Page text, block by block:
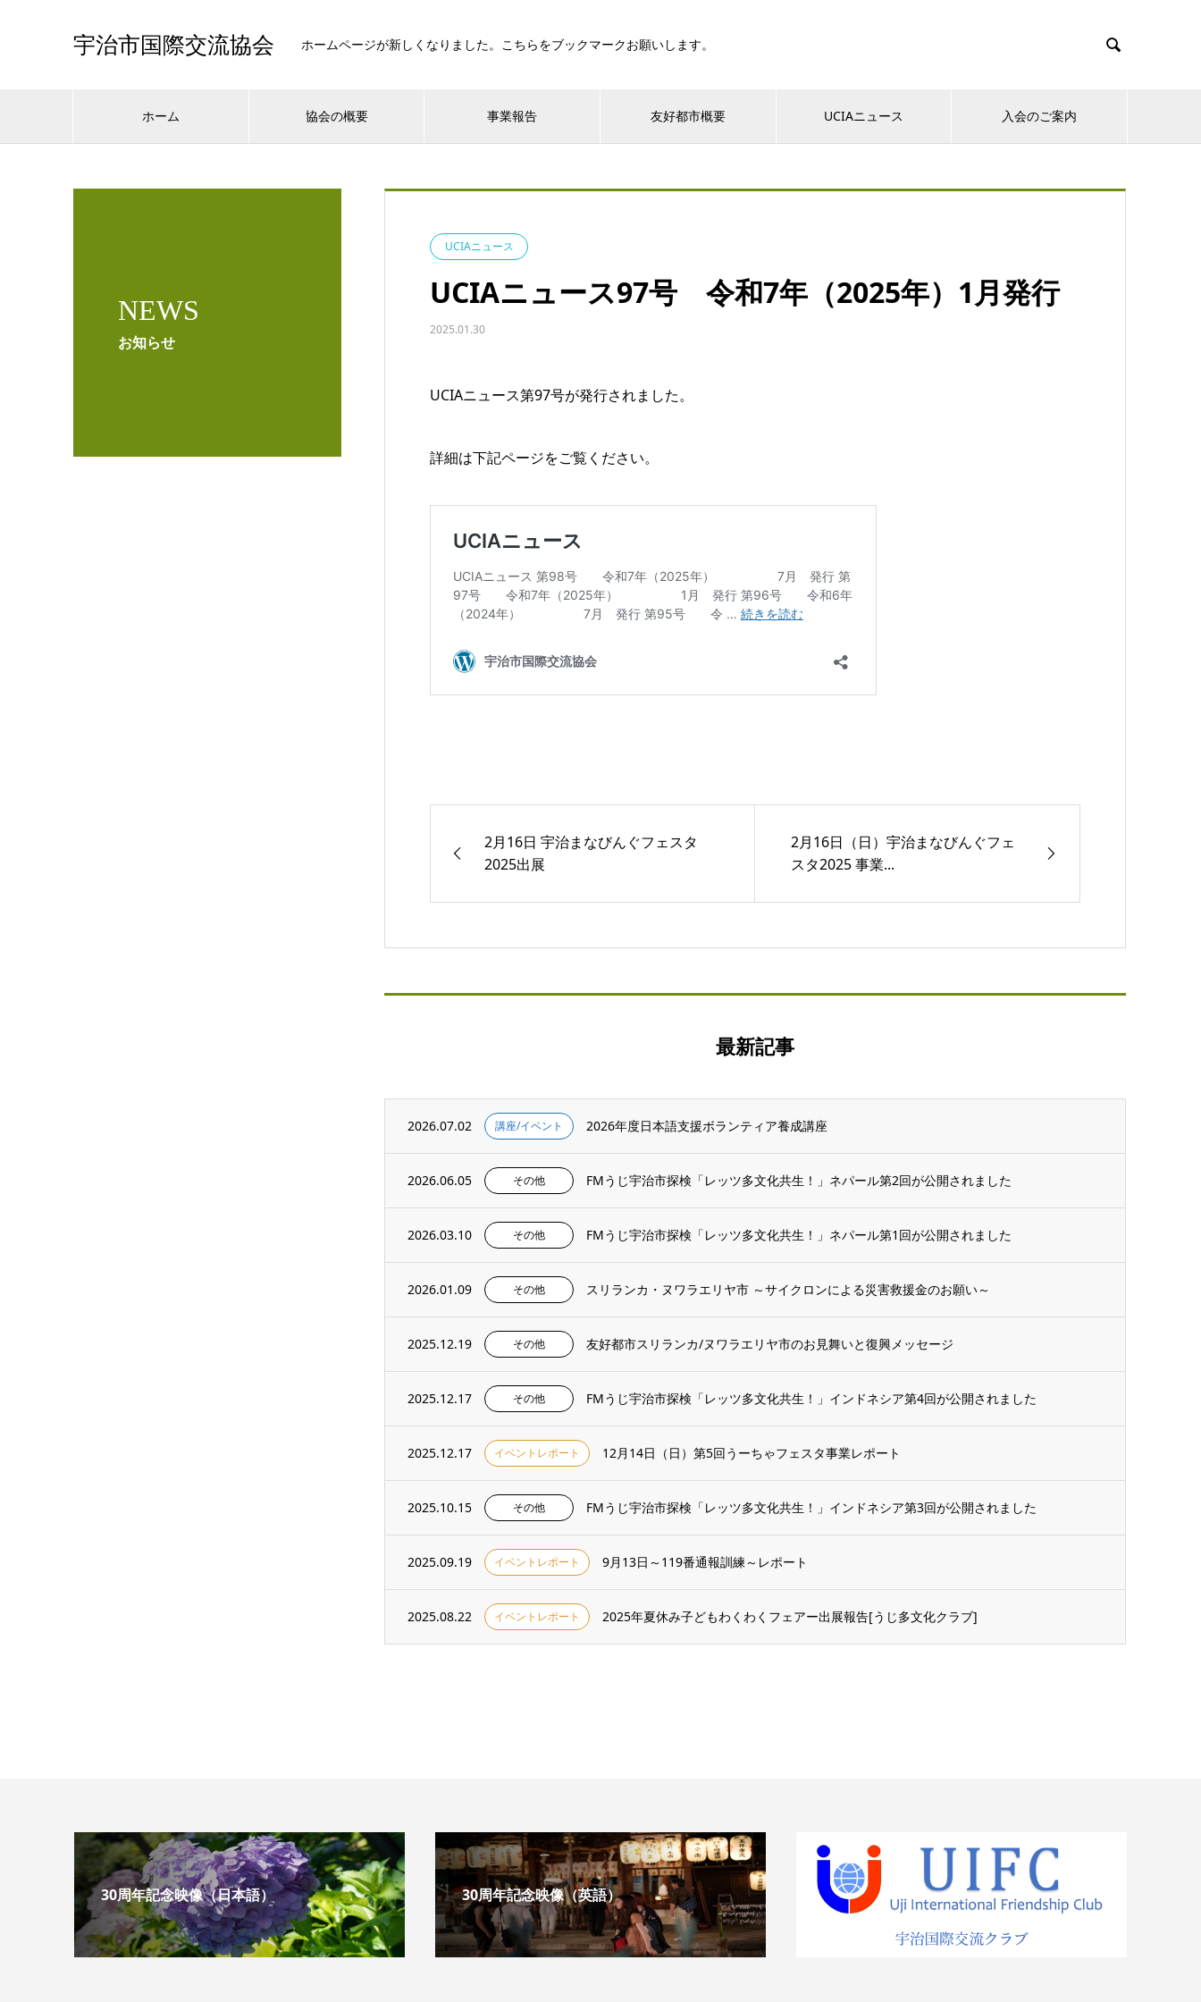
宇治市国際交流協会 ホームページが新しくなりました。こちらをブックマークお願いします。 
ホーム 協会の概要 事業報告 友好都市概要 UCIAニュース 入会のご案内
NEWS
お知らせ
UCIAニュース
UCIAニュース97号 令和7年（2025年）1月発行
2025.01.30
UCIAニュース第97号が発行されました。
詳細は下記ページをご覧ください。
2月16日 宇治まなびんぐフェスタ
2025出展
2月16日（日）宇治まなびんぐフェ
スタ2025 事業...
最新記事
2026.07.02 講座/イベント 2026年度日本語支援ボランティア養成講座
2026.06.05 その他 FMうじ宇治市探検「レッツ多文化共生！」ネパール第2回が公開されました
2026.03.10 その他 FMうじ宇治市探検「レッツ多文化共生！」ネパール第1回が公開されました
2026.01.09 その他 スリランカ・ヌワラエリヤ市 ～サイクロンによる災害救援金のお願い～
2025.12.19 その他 友好都市スリランカ/ヌワラエリヤ市のお見舞いと復興メッセージ
2025.12.17 その他 FMうじ宇治市探検「レッツ多文化共生！」インドネシア第4回が公開されました
2025.12.17 イベントレポート 12月14日（日）第5回うーちゃフェスタ事業レポート
2025.10.15 その他 FMうじ宇治市探検「レッツ多文化共生！」インドネシア第3回が公開されました
2025.09.19 イベントレポート 9月13日～119番通報訓練～レポート
2025.08.22 イベントレポート 2025年夏休み子どもわくわくフェアー出展報告[うじ多文化クラブ]
30周年記念映像（日本語） 30周年記念映像（英語）